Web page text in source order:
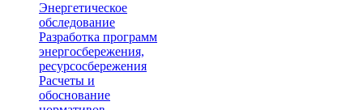
Энергетическое
обследование
Разработка программ
энергосбережения,
ресурсосбережения
Расчеты и
обоснование